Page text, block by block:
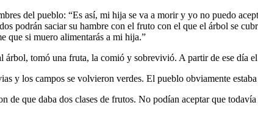
del pueblo: “Es así, mi hija se va a morir y yo no puedo
podrán saciar su hambre con el fruto con el que el árbol se
que si muero alimentarás a mi hija.”
tomó una fruta, la comió y sobrevivió. A partir de ese día
y los campos se volvieron verdes. El pueblo obviamente
de que daba dos clases de frutos. No podían aceptar que